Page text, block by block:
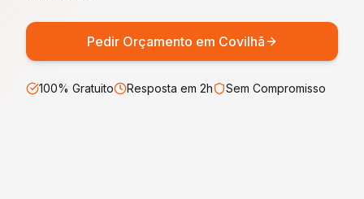
Pedir Orçamento em Covilhã
100% Gratuito Resposta em 2h Sem Compromisso